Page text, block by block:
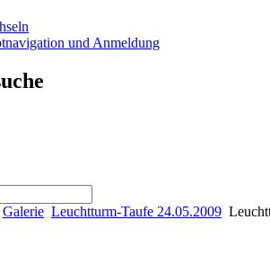
und Anmeldung
Galerie Leuchtturm-Taufe 24.05.2009